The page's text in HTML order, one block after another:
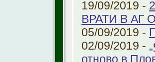
19/09/2019 -
ВРАТИ В АГ
05/09/2019 -
02/09/2019 -
отново в